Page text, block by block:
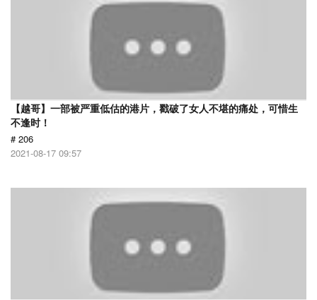
【越哥】一部被严重低估的港片，戳破了女人不堪的痛处，可惜生
不逢时！
# 206
2021-08-17 09:57